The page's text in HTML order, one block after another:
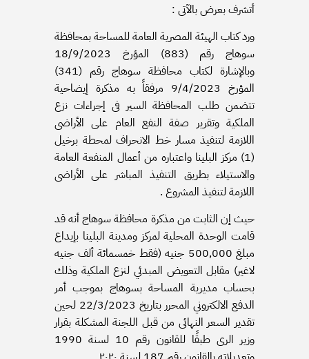
أتشرف بعرض بالآتى :
ورد كتاب الهيئة المصرية العامة للمساحة بمحافظة
سوهاج رقم (883) المؤرخ 18/9/2023
وبالإشارة لكتاب محافظة سوهاج رقم (341)
المؤرخ 9/4/2023 مرفقاً به مذكرة إيضاحية
تتضمن طلب المحافظة السير فى إجراءات نزع
الملكية وتقرير صفة النفع العام على الأراضى
اللازمة لتنفيذ مسار خط الانحراف لمحطة برخيل
(1) مركز البلينا واعتباره من أعمال المنفعة العامة
والاستيلاء بطريق التنفيذ المباشر على الأراضى
اللازمة لتنفيذ المشروع .
حيث إن الثابت من مذكرة محافظة سوهاج أنه قد
قامت الوحدة المحلية لمركز ومدينة البلينا بإيداع
مبلغ 500٫000 جنيه (فقط خمسمائة ألف جنيه
لاغير) مقابل التعويض المبدئي لنزع الملكية وذلك
بحساب مديرية المساحة بسوهاج بموجب أمر
الدفع الالكتروني المحرر بتاريخ 22/3/2023 لحين
تقدير السعر النهائى من قبل اللجنة المشكلة بقرار
وزير الرى طبقًا للقانون رقم 10 لسنة 1990